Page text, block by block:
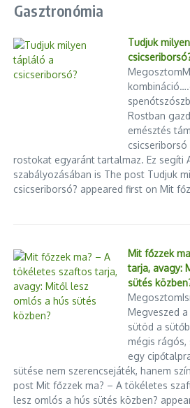
Gasztronómia
Tudjuk
Rostban
emésztés
rostokat egyaránt tartalmaz. Ez segíti
szabályozásában is The post Tudjuk
csicseriborsó? appeared first on Mit
Mit főzzek
tarja, avagy:
sütés
Megveszed
sütöd a
mégis rágós,
egy
sütése nem szerencsejáték, hanem
post Mit főzzek ma? – A tökéletes
lesz omlós a hús sütés közben?